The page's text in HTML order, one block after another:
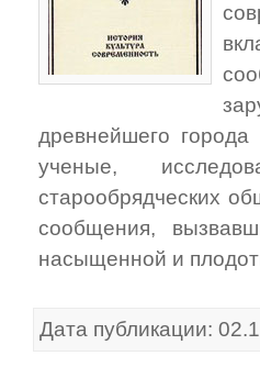
древнейшего
ученые,
старообрядческих
сообщения,
насыщенной и
Дата публикации: